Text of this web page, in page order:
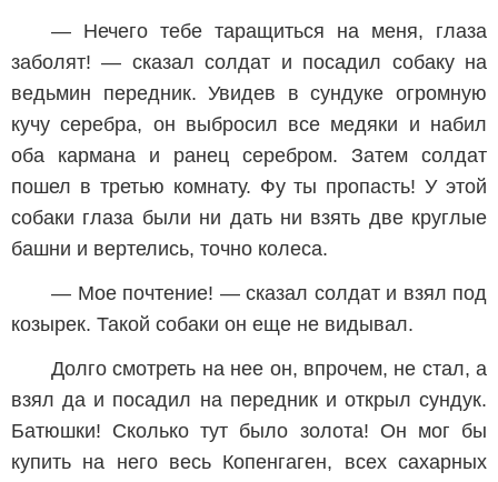
— Нечего тебе таращиться на меня, глаза
заболят! — сказал солдат и посадил собаку на
ведьмин передник. Увидев в сундуке огромную
кучу серебра, он выбросил все медяки и набил
оба кармана и ранец серебром. Затем солдат
пошел в третью комнату. Фу ты пропасть! У этой
собаки глаза были ни дать ни взять две круглые
башни и вертелись, точно колеса.
— Мое почтение! — сказал солдат и взял под
козырек. Такой собаки он еще не видывал.
Долго смотреть на нее он, впрочем, не стал, а
взял да и посадил на передник и открыл сундук.
Батюшки! Сколько тут было золота! Он мог бы
купить на него весь Копенгаген, всех сахарных